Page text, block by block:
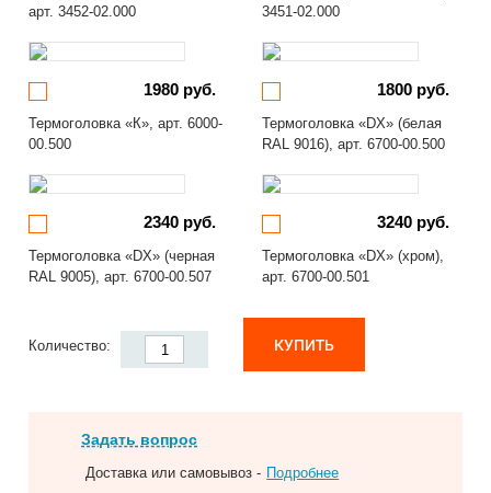
арт. 3452-02.000
3451-02.000
1980 руб.
Термоголовка «К», арт. 6000-
00.500
1800 руб.
Термоголовка «DX» (белая
RAL 9016), арт. 6700-00.500
2340 руб.
Термоголовка «DX» (черная
RAL 9005), арт. 6700-00.507
3240 руб.
Термоголовка «DX» (хром),
арт. 6700-00.501
Количество: КУПИТЬ
Задать вопрос
Доставка или самовывоз - Подробнее